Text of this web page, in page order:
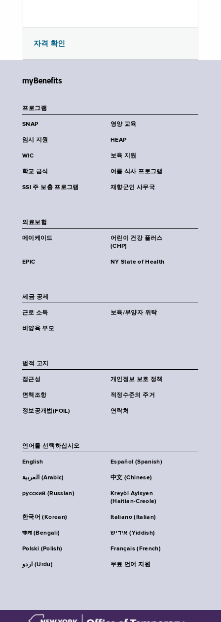
자격 확인
myBenefits
프로그램
SNAP 영양 교육
임시 지원 HEAP
WIC 보육 지원
학교 급식 여름 식사 프로그램
SSI 주 보충 프로그램 재향군인 사무국
의료보험
메이케이드
어린이 건강 플러스
(CHP)
EPIC NY State of Health
세금 공제
근로 소득 보육/부양자 위탁
비양육 부모
법적 고지
접근성 개인정보 보호 정책
면책조항 적정수준의 주거
정보공개법(FOIL) 연락처
언어를 선택하십시오
English Español (Spanish)
العربية (Arabic) 中文 (Chinese)
русский (Russian)
Kreyòl Ayisyen
(Haitian-Creole)
한국어 (Korean) Italiano (Italian)
বাংলা (Bengali) אידיש (Yiddish)
Polski (Polish) Français (French)
اردو (Urdu) 무료 언어 지원